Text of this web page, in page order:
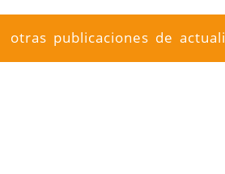
otras publicaciones de